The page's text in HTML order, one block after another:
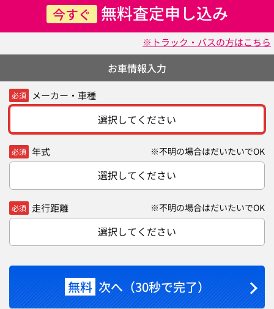
今すぐ 無料査定申し込み
※トラック・バスの方はこちら
お車情報入力
必須 メーカー・車種
選択してください
必須 年式 ※不明の場合はだいたいでOK
選択してください
必須 走行距離 ※不明の場合はだいたいでOK
選択してください
無料 次へ（30秒で完了）